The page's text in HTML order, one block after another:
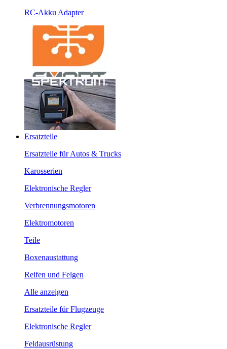
RC-Akku Adapter
Ersatzteile
Ersatzteile für Autos & Trucks
Karosserien
Elektronische Regler
Verbrennungsmotoren
Elektromotoren
Teile
Boxenaustattung
Reifen und Felgen
Alle anzeigen
Ersatzteile für Flugzeuge
Elektronische Regler
Feldausrüstung